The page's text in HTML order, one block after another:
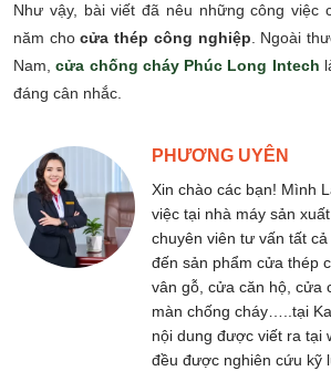
Như vậy, bài viết đã nêu những công việc
năm chocửa thép công nghiệp. Ngoài
Nam,cửa chống cháy Phúc Long Intech
đáng cân nhắc.
PHƯƠNG UYÊN
Xin chào các bạn! Mình
việc tại nhà máy sản
chuyên viên tư vấn tất
đến sản phẩm cửa thép
vân gỗ, cửa căn hộ, cửa
màn chống cháy…..tại
nội dung được viết ra tại
đều được nghiên cứu kỹ